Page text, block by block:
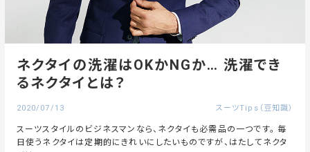
ネクタイの洗濯はOKかNGか… 洗濯でき
るネクタイとは？
2020/07/13 スーツTips（豆知識）
スーツスタイルのビジネスマンなら、ネクタイも必需品の一つです。 毎
日使うネクタイは定期的にきれいにしたいものですが、はたしてネクタ